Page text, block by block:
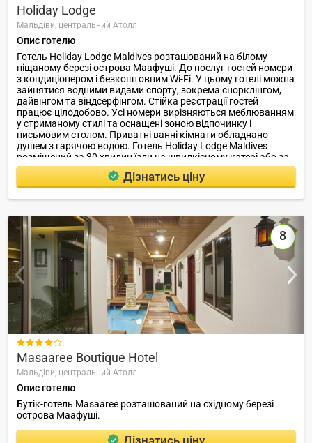
Holiday Lodge
Мальдіви, центральний Атолл
Опис готелю
Готель Holiday Lodge Maldives розташований на білому
піщаному березі острова Маафуші. До послуг гостей номери
з кондиціонером і безкоштовним Wi-Fi. У цьому готелі можна
зайнятися водними видами спорту, зокрема снорклінгом,
дайвінгом та віндсерфінгом. Стійка реєстрації гостей
працює цілодобово. Усі номери вирізняються меблюванням
у стриманому стилі та оснащені зоною відпочинку і
письмовим столом. Приватні ванні кімнати обладнано
душем з гарячою водою. Готель Holiday Lodge Maldives
розміщений за 30 хвилин їзди на швидкісному катері або за
1 годину і 30 хвилин їзди на поромі від Міжнародного
аеропорту Мале. У ресторані готелю подаються страви
мальдівської та континентальної кухні.
Дізнатись ціну
8

Masaaree Boutique Hotel
Мальдіви, центральний Атолл
Опис готелю
Бутік-готель Masaaree розташований на східному березі
острова Маафуші.
Дізнатись ціну